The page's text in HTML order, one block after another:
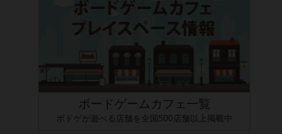
ボードゲームカフェ一覧
ボドゲが遊べる店舗を全国500店舗以上掲載中